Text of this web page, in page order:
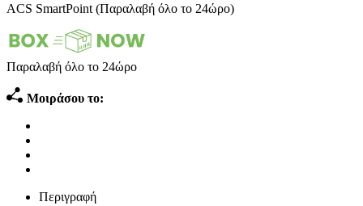
ACS SmartPoint (Παραλαβή όλο το 24ώρο)
Παραλαβή όλο το 24ώρο
Μοιράσου το:
Περιγραφή